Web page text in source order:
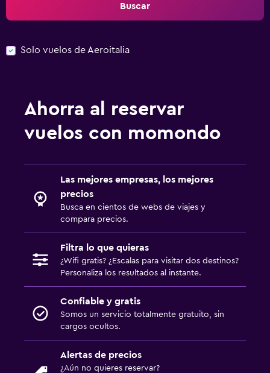
Buscar
Solo vuelos de Aeroitalia
Ahorra al reservar
vuelos con momondo
Las mejores empresas, los mejores
precios
Busca en cientos de webs de viajes y
compara precios.
Filtra lo que quieras
¿Wifi gratis? ¿Escalas para visitar dos destinos?
Personaliza los resultados al instante.
Confiable y gratis
Somos un servicio totalmente gratuito, sin
cargos ocultos.
Alertas de precios
¿Aún no quieres reservar?